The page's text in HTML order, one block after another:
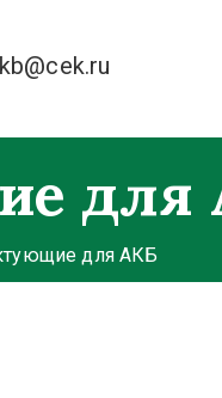
разряда и
для
для АКБ